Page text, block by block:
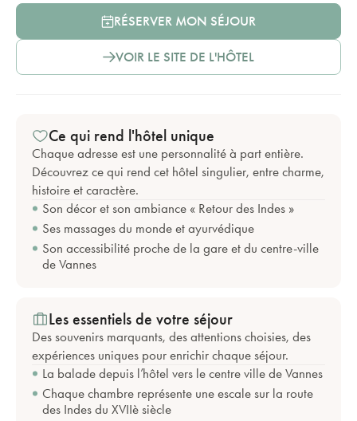
RÉSERVER MON SÉJOUR
VOIR LE SITE DE L'HÔTEL
Ce qui rend l'hôtel unique
Chaque adresse est une personnalité à part entière.
Découvrez ce qui rend cet hôtel singulier, entre charme,
histoire et caractère.
Son décor et son ambiance « Retour des Indes »
Ses massages du monde et ayurvédique
Son accessibilité proche de la gare et du centre-ville
de Vannes
Les essentiels de votre séjour
Des souvenirs marquants, des attentions choisies, des
expériences uniques pour enrichir chaque séjour.
La balade depuis l’hôtel vers le centre ville de Vannes
Chaque chambre représente une escale sur la route
des Indes du XVIIè siècle